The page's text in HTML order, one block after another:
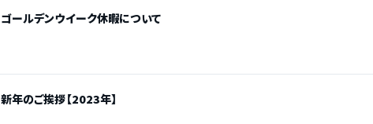
ゴールデンウイーク休暇について
新年のご挨拶【2023年】